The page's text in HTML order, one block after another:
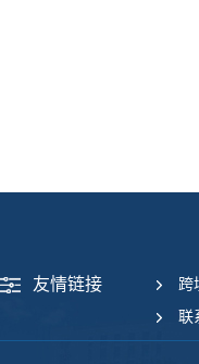
友情链接 跨
联